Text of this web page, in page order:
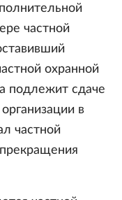
частной
охранной
подлежит сдаче
в
частной